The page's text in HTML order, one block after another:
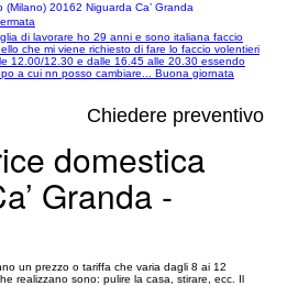
(Milano) 20162 Niguarda Ca’ Granda
di lavorare ho 29 anni e sono italiana faccio
che mi viene richiesto di fare lo faccio volentieri
12.00/12.30 e dalle 16.45 alle 20.30 essendo
a cui nn posso cambiare... Buona giornata
Chiedere preventivo
domestica
Granda -
un prezzo o tariffa che varia dagli 8 ai 12
realizzano sono: pulire la casa, stirare, ecc. Il